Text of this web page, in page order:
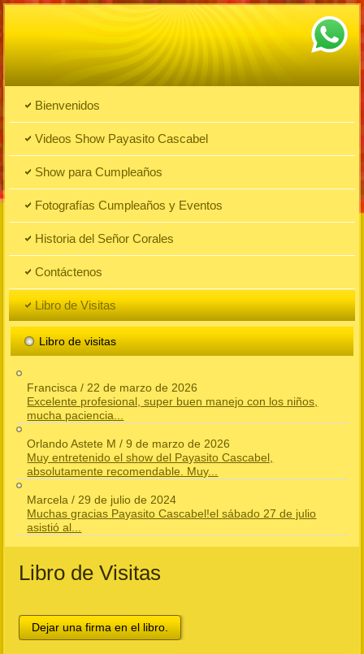
Bienvenidos
Videos Show Payasito Cascabel
Show para Cumpleaños
Fotografías Cumpleaños y Eventos
Historia del Señor Corales
Contáctenos
Libro de Visitas
Libro de visitas
Francisca /22 de marzo de 2026
Excelente profesional, super buen manejo con los niños,
mucha paciencia...
Orlando Astete M /9 de marzo de 2026
Muy entretenido el show del Payasito Cascabel,
absolutamente recomendable. Muy...
Marcela /29 de julio de 2024
Muchas gracias Payasito Cascabel!el sábado 27 de julio
asistió al...
Libro de Visitas